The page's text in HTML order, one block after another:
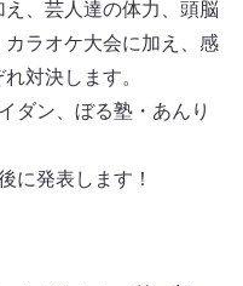
、芸人達の体力、頭脳
ラオケ大会に加え、感
対決します。
ダン、ぼる塾・あんり
に発表します！